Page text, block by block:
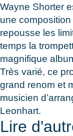
Wayne Shorter
une
repousse les
temps la
magnifique
Très varié, ce
grand renom et
musicien
Leonhart.
Lire